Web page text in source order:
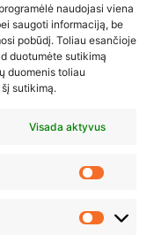
naudojasi viena
saugoti informaciją, be
pobūdį. Toliau esančioje
duotumėte sutikimą
duomenis toliau
sutikimą.
Visada aktyvus